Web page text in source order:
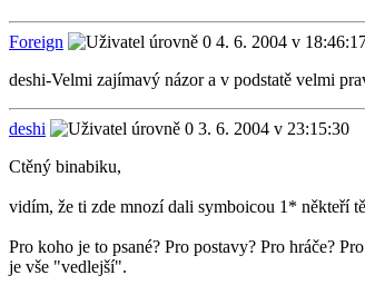
Foreign
4. 6. 2004 v
deshi-Velmi zajímavý názor a v podstatě velmi
deshi
3. 6. 2004 v 23:15:30
Ctěný binabiku,
vidím, že ti zde mnozí dali symboicou 1* někteří
Pro koho je to psané? Pro postavy? Pro hráče?
je vše "vedlejší".